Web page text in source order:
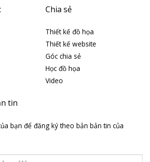
Chia sẻ
Thiết kế đồ họa
Thiết kế website
Góc chia sẻ
Học đồ họa
Video
tin
bạn để đăng ký theo bản bản tin của